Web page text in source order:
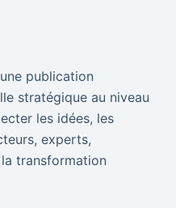
publication
stratégique au niveau
les idées, les
experts,
transformation